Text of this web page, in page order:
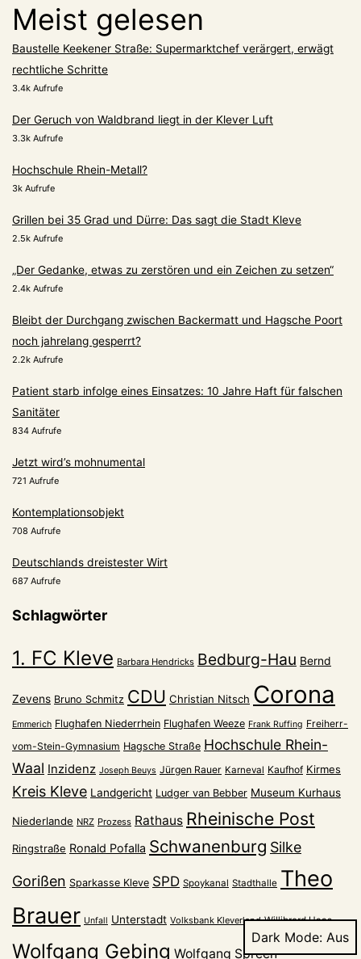
Meist gelesen
Baustelle Keekener Straße: Supermarktchef verärgert, erwägt
rechtliche Schritte
3.4k Aufrufe
Der Geruch von Waldbrand liegt in der Klever Luft
3.3k Aufrufe
Hochschule Rhein-Metall?
3k Aufrufe
Grillen bei 35 Grad und Dürre: Das sagt die Stadt Kleve
2.5k Aufrufe
„Der Gedanke, etwas zu zerstören und ein Zeichen zu setzen“
2.4k Aufrufe
Bleibt der Durchgang zwischen Backermatt und Hagsche Poort
noch jahrelang gesperrt?
2.2k Aufrufe
Patient starb infolge eines Einsatzes: 10 Jahre Haft für falschen
Sanitäter
834 Aufrufe
Jetzt wird’s mohnumental
721 Aufrufe
Kontemplationsobjekt
708 Aufrufe
Deutschlands dreistester Wirt
687 Aufrufe
Schlagwörter
1. FC Kleve Barbara Hendricks Bedburg-Hau Bernd
Zevens Bruno Schmitz CDU Christian Nitsch Corona
Emmerich Flughafen Niederrhein Flughafen Weeze Frank Ruffing Freiherr-
vom-Stein-Gymnasium Hagsche Straße Hochschule Rhein-
Waal Inzidenz Joseph Beuys Jürgen Rauer Karneval Kaufhof Kirmes
Kreis Kleve Landgericht Ludger van Bebber Museum Kurhaus
Niederlande NRZ Prozess Rathaus Rheinische Post
Ringstraße Ronald Pofalla Schwanenburg Silke
Gorißen Sparkasse Kleve SPD Spoykanal Stadthalle Theo
Brauer Unfall Unterstadt Volksbank Kleverland Willibrord Haas
Wolfgang Gebing Wolfgang Spreen
Dark Mode: